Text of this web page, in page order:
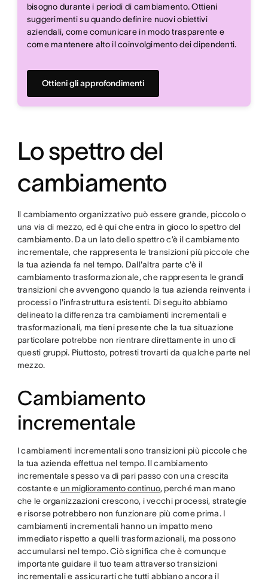
bisogno durante i periodi di cambiamento. Ottieni
suggerimenti su quando definire nuovi obiettivi
aziendali, come comunicare in modo trasparente e
come mantenere alto il coinvolgimento dei dipendenti.
Ottieni gli approfondimenti
Lo spettro del
cambiamento
Il cambiamento organizzativo può essere grande, piccolo o
una via di mezzo, ed è qui che entra in gioco lo spettro del
cambiamento. Da un lato dello spettro c’è il cambiamento
incrementale, che rappresenta le transizioni più piccole che
la tua azienda fa nel tempo. Dall'altra parte c'è il
cambiamento trasformazionale, che rappresenta le grandi
transizioni che avvengono quando la tua azienda reinventa i
processi o l'infrastruttura esistenti. Di seguito abbiamo
delineato la differenza tra cambiamenti incrementali e
trasformazionali, ma tieni presente che la tua situazione
particolare potrebbe non rientrare direttamente in uno di
questi gruppi. Piuttosto, potresti trovarti da qualche parte nel
mezzo.
Cambiamento
incrementale
I cambiamenti incrementali sono transizioni più piccole che
la tua azienda effettua nel tempo. Il cambiamento
incrementale spesso va di pari passo con una crescita
costante e un miglioramento continuo, perché man mano
che le organizzazioni crescono, i vecchi processi, strategie
e risorse potrebbero non funzionare più come prima. I
cambiamenti incrementali hanno un impatto meno
immediato rispetto a quelli trasformazionali, ma possono
accumularsi nel tempo. Ciò significa che è comunque
importante guidare il tuo team attraverso transizioni
incrementali e assicurarti che tutti abbiano ancora il